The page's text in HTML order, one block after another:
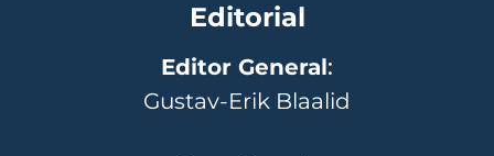
Editorial
Editor General:
Gustav-Erik Blaalid